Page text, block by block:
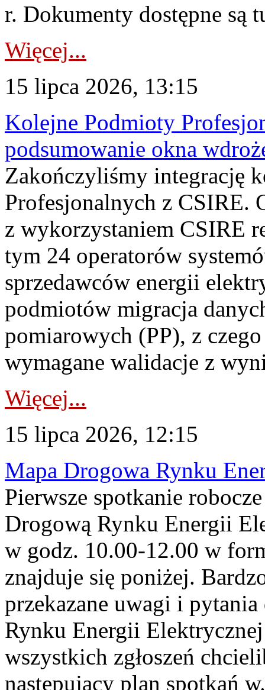
r. Dokumenty dostępne są
Więcej...
15 lipca 2026, 13:15
Kolejne Podmioty
podsumowanie okna
Zakończyliśmy integrację
Profesjonalnych z CSIRE.
z wykorzystaniem CSIRE
tym 24 operatorów
sprzedawców energii
podmiotów migracja
pomiarowych (PP), z
wymagane walidacje z
Więcej...
15 lipca 2026, 12:15
Mapa Drogowa Rynku
Pierwsze spotkanie
Drogową Rynku Energii
w godz. 10.00-12.00 w
znajduje się poniżej.
przekazane uwagi i
Rynku Energii
wszystkich zgłoszeń
następujący plan spotkań